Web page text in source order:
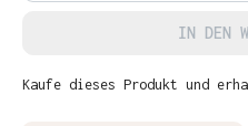
IN DEN
Kaufe dieses Produkt und